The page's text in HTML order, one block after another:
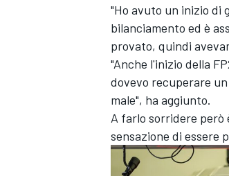
"Ho avuto un inizio di
bilanciamento ed è
provato, quindi
"Anche l'inizio della
dovevo recuperare
male", ha aggiunto.
A farlo sorridere però
sensazione di essere